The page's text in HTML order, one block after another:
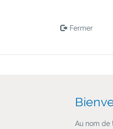
Fermer
Au nom de